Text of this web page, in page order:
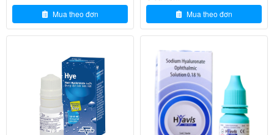
Nhắm mắt nhẹ nhàng trong 1-2 phút để thuốc dàn
đều.
: Không để đầu lọ thuốc chạm vào
bất kỳ bề mặt nào (tay, mắt, lông mi) để tránh
nhiễm khuẩn.
4.2. Liều dùng
Mua theo đơn Mua theo đơn